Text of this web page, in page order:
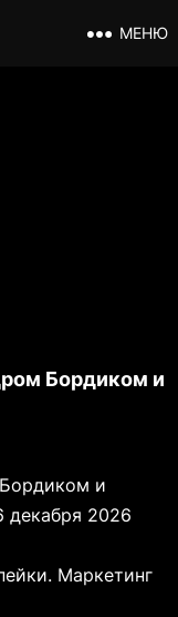
МЕНЮ
Бордиком и
и
декабря 2026
Маркетинг